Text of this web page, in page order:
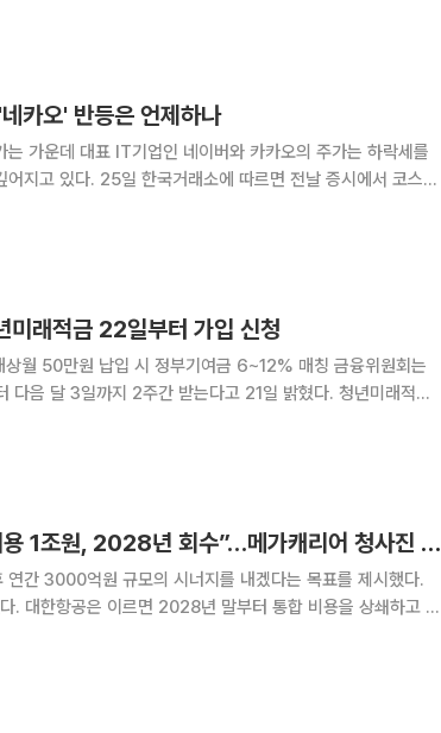
다고 28일 밝혔다.
카오' 반등은 언제하나
가운데 대표 IT기업인 네이버와 카카오의 주가는 하락세를
면 전날 증시에서 코스피
간 네이버
래적금 22일부터 가입 신청
만원 납입 시 정부기여금 6~12% 매칭 금융위원회는
다음 달 3일까지 2주간 받는다고 21일 밝혔다. 청년미래적금
액의 6%, 우대형은 12
대한항공 “아시아나 통합비용 1조원, 2028년 회수”…메가캐리어 청사진 제시
연간 3000억원 규모의 시너지를 내겠다는 목표를 제시했다.
. 대한항공은 이르면 2028년 말부터 통합 비용을 상쇄하고 연
고 아시아나항공 합병 진행 상황